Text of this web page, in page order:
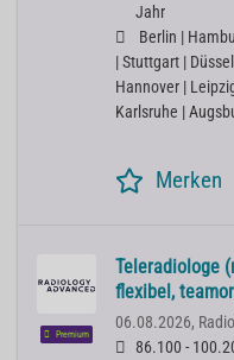
Jahr
Berlin |
| Stuttgart |
Hannover |
Karlsruhe |
Merken
Premium
Teleradiologe
flexibel,
06.08.2026,
86.100 -